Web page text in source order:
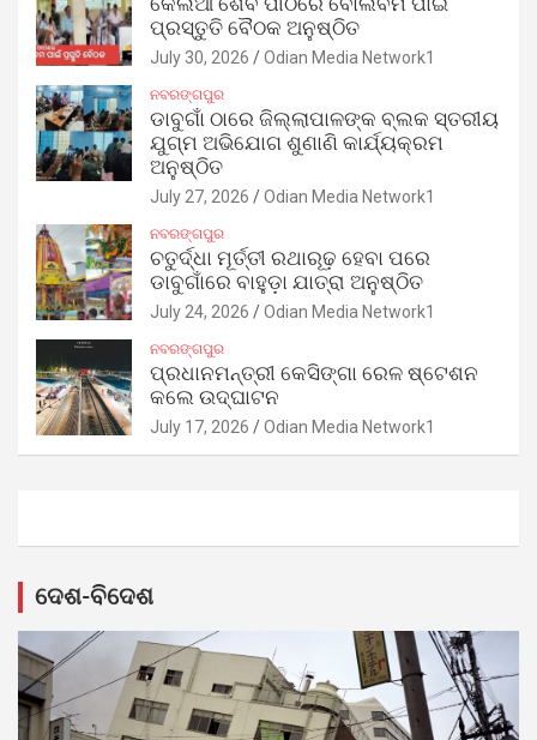
ପ୍ରସ୍ତୁତି ବୈଠକ ଅନୁଷ୍ଠିତ
July 30, 2026 Odian Media Network1
ନବରଙ୍ଗପୁର
ଡାବୁଗାଁ ଠାରେ ଜିଲ୍ଲାପାଳଙ୍କ ବ୍ଲକ ସ୍ତରୀୟ
ଯୁଗ୍ମ ଅଭିଯୋଗ ଶୁଣାଣି କାର୍ଯ୍ୟକ୍ରମ
ଅନୁଷ୍ଠିତ
July 27, 2026 Odian Media Network1
ନବରଙ୍ଗପୁର
ଚତୁର୍ଦ୍ଧା ମୂର୍ତ୍ତୀ ରଥାରୂଢ଼ ହେବା ପରେ
ଡାବୁଗାଁରେ ବାହୁଡ଼ା ଯାତ୍ରା ଅନୁଷ୍ଠିତ
July 24, 2026 Odian Media Network1
ନବରଙ୍ଗପୁର
ପ୍ରଧାନମନ୍ତ୍ରୀ କେସିଙ୍ଗା ରେଳ ଷ୍ଟେଶନ
କଲେ ଉଦ୍‌ଘାଟନ
July 17, 2026 Odian Media Network1
ଦେଶ-ବିଦେଶ